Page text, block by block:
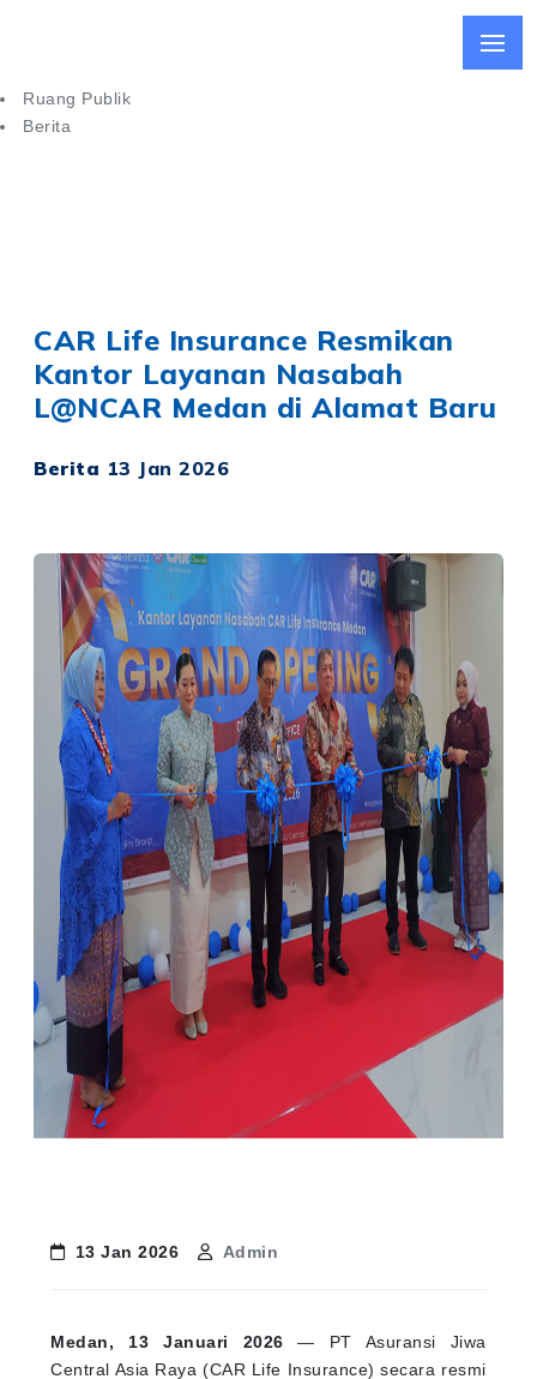
Ruang Publik
Berita
CAR Life Insurance Resmikan
Kantor Layanan Nasabah
L@NCAR Medan di Alamat Baru
Berita 13 Jan 2026
13 Jan 2026 Admin
Medan, 13 Januari 2026 — PT Asuransi Jiwa
Central Asia Raya (CAR Life Insurance) secara resmi